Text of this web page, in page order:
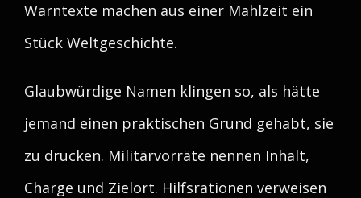
Warntexte machen aus einer Mahlzeit ein
Stück Weltgeschichte.
Glaubwürdige Namen klingen so, als hätte
jemand einen praktischen Grund gehabt, sie
zu drucken. Militärvorräte nennen Inhalt,
Charge und Zielort. Hilfsrationen verweisen